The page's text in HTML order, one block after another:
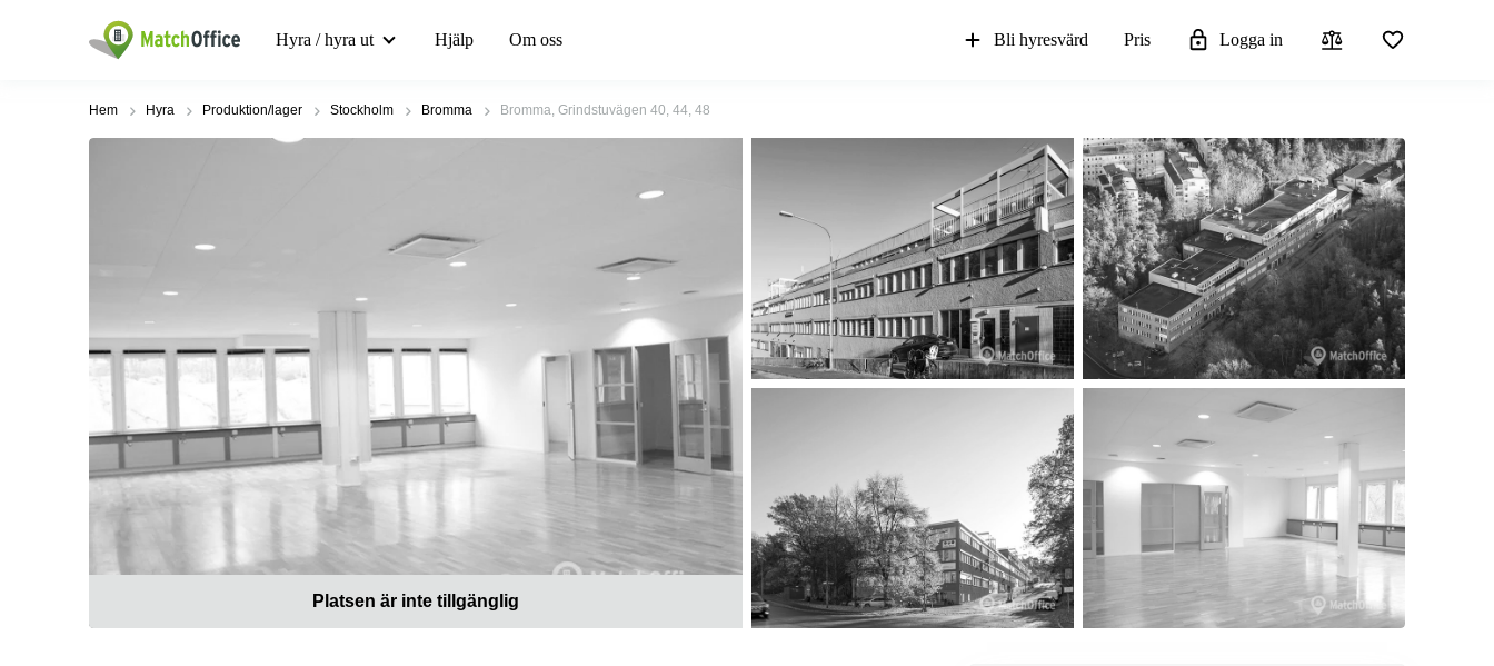
Hyra / hyra ut Hjälp Om oss Bli hyresvärd Pris Logga in
Hem Hyra Produktion/lager Stockholm Bromma Bromma, Grindstuvägen 40, 44, 48
Platsen är inte tillgänglig